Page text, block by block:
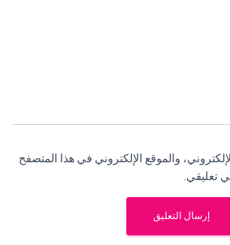
والموقع الإلكتروني في هذا المتصفح
تعليقي.